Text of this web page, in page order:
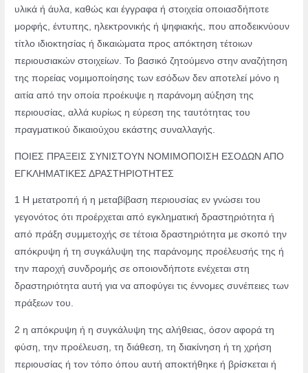
υλικά ή άυλα, καθώς και έγγραφα ή στοιχείαοποιασδήποτε
μορφής, έντυπης, ηλεκτρονικής ή ψηφιακής, που αποδεικνύουν
τίτλο ιδιοκτησίας ή δικαιώματα προς απόκτηση τέτοιων
περιουσιακών στοιχείων.Το βασικό ζητούμενο στην αναζήτηση
της πορείας νομιμοποίησης των εσόδων δεναποτελεί μόνο η
αιτία από την οποία προέκυψε η παράνομη αύξηση της
περιουσίας,αλλά κυρίως η εύρεση της ταυτότητας του
πραγματικού δικαιούχου εκάστηςσυναλλαγής.
ΠΟΙΕΣ ΠΡΑΞΕΙΣ ΣΥΝΙΣΤΟΥΝ ΝΟΜΙΜΟΠΟΙΣΗ ΕΣΟΔΩΝ ΑΠΟ
ΕΓΚΛΗΜΑΤΙΚΕΣ ΔΡΑΣΤΗΡΙΟΤΗΤΕΣ
1 Η μετατροπή ή η μεταβίβαση περιουσίας εν γνώσει του
γεγονότος ότι προέρχεται απόεγκληματική δραστηριότητα ή
από πράξη συμμετοχής σε τέτοια δραστηριότητα μεσκοπό την
απόκρυψη ή τη συγκάλυψη της παράνομης προέλευσής της ή
την παροχήσυνδρομής σε οποιονδήποτε ενέχεται στη
δραστηριότητα αυτή για να αποφύγει τιςέννομες συνέπειες των
πράξεων του.
2 η απόκρυψη ή η συγκάλυψη της αλήθειας, όσον αφορά τη
φύση, την προέλευση, τη διάθεση, τη διακίνηση ή τη χρήση
περιουσίας ή τον τόπο όπου αυτή αποκτήθηκε ή βρίσκεται ή